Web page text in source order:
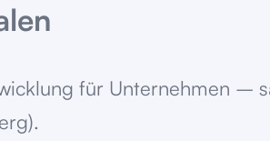
für Unternehmen –